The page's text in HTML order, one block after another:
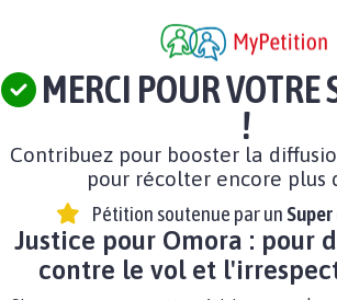
MERCI POUR VOTRE
!
Contribuez pour booster la
pour récolter encore plus
Pétition soutenue par un
Justice pour Omora : pour
contre le vol et